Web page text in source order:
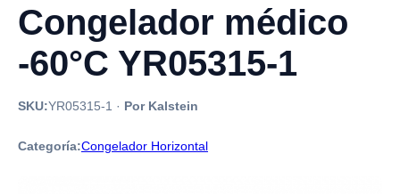
Congelador médico
-60°C YR05315-1
SKU:YR05315-1 · Por Kalstein
Categoría:Congelador Horizontal